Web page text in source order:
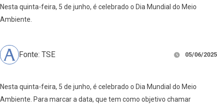
Nesta quinta-feira, 5 de junho, é celebrado o Dia Mundial do Meio
Ambiente.
Fonte: TSE 05/06/2025
Nesta quinta-feira, 5 de junho, é celebrado o Dia Mundial do Meio
Ambiente. Para marcar a data, que tem como objetivo chamar